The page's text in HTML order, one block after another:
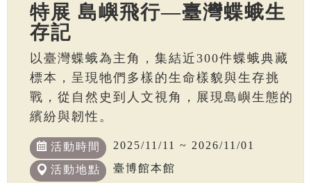
特展 島嶼飛行—臺灣蝶蛾生
存記
以臺灣蝶蛾為主角，集結近300件蝶蛾典藏
標本，呈現牠們多樣的生命樣貌與生存挑
戰，從自然史到人文視角，展現島嶼生態的
繽紛與韌性。
活動時間 2025/11/11 ~ 2026/11/01
活動地點 臺博館本館